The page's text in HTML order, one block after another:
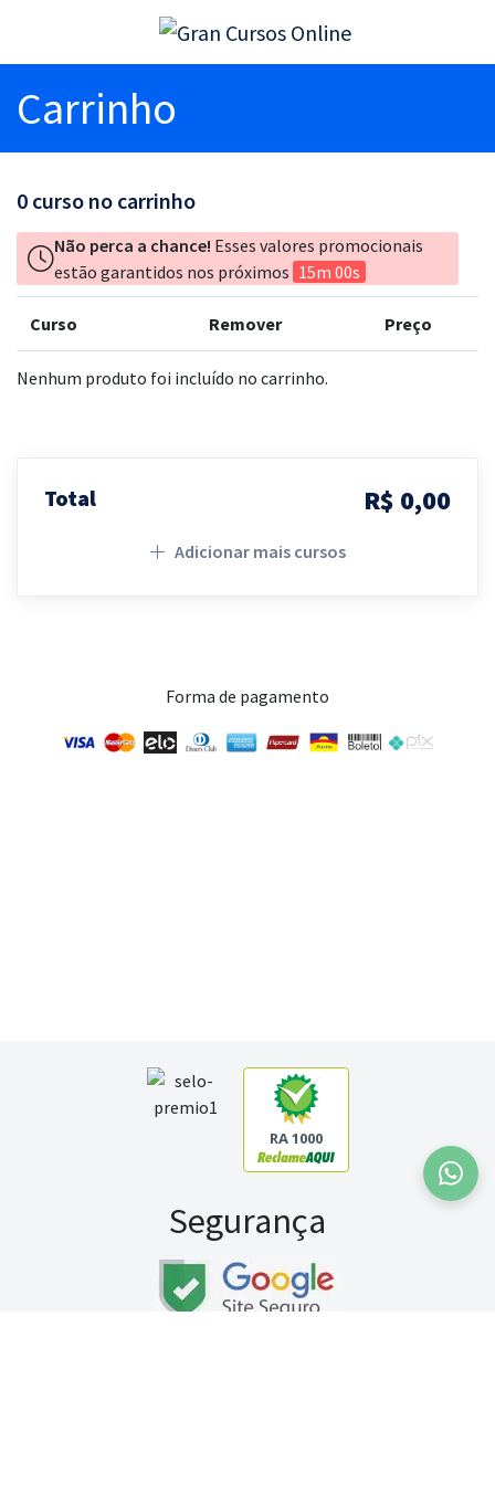
Carrinho
0 curso no carrinho
Não perca a chance! Esses valores promocionais
estão garantidos nos próximos 15m 00s
Curso Remover Preço
Nenhum produto foi incluído no carrinho.
Total R$ 0,00
Adicionar mais cursos
Forma de pagamento
RA 1000
Segurança